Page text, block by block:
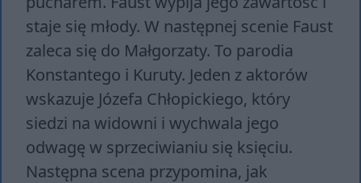
staje się młody. W następnej scenie Faust
zaleca się do Małgorzaty. To parodia
Konstantego i Kuruty. Jeden z aktorów
wskazuje Józefa Chłopickiego, który
siedzi na widowni i wychwala jego
odwagę w sprzeciwianiu się księciu.
Następna scena przypomina, jak